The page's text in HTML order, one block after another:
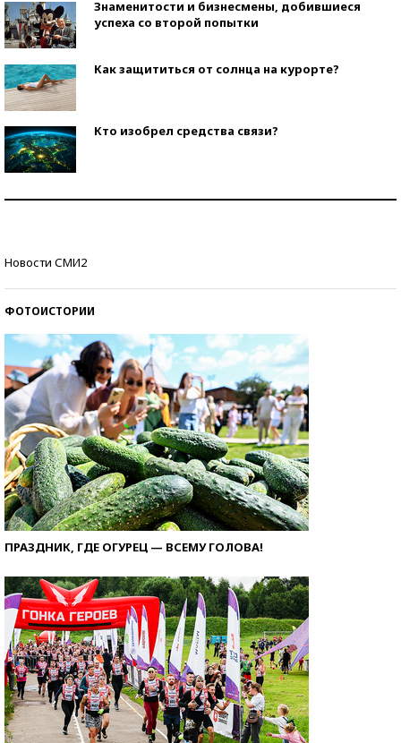
Знаменитости и бизнесмены, добившиеся
успеха со второй попытки
Как защититься от солнца на курорте?
Кто изобрел средства связи?
стобалльников?
Новости СМИ2
ФОТОИСТОРИИ
ПРАЗДНИК, ГДЕ ОГУРЕЦ — ВСЕМУ ГОЛОВА!